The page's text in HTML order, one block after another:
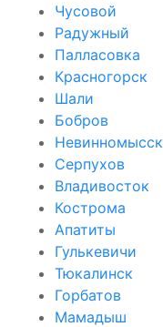
Чусовой
Радужный
Палласовка
Красногорск
Шали
Бобров
Невинномысск
Серпухов
Владивосток
Кострома
Апатиты
Гулькевичи
Тюкалинск
Горбатов
Мамадыш